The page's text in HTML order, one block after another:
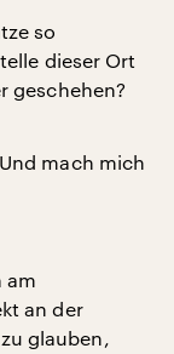
so
dieser Ort
geschehen?
mach mich
am
an der
glauben,